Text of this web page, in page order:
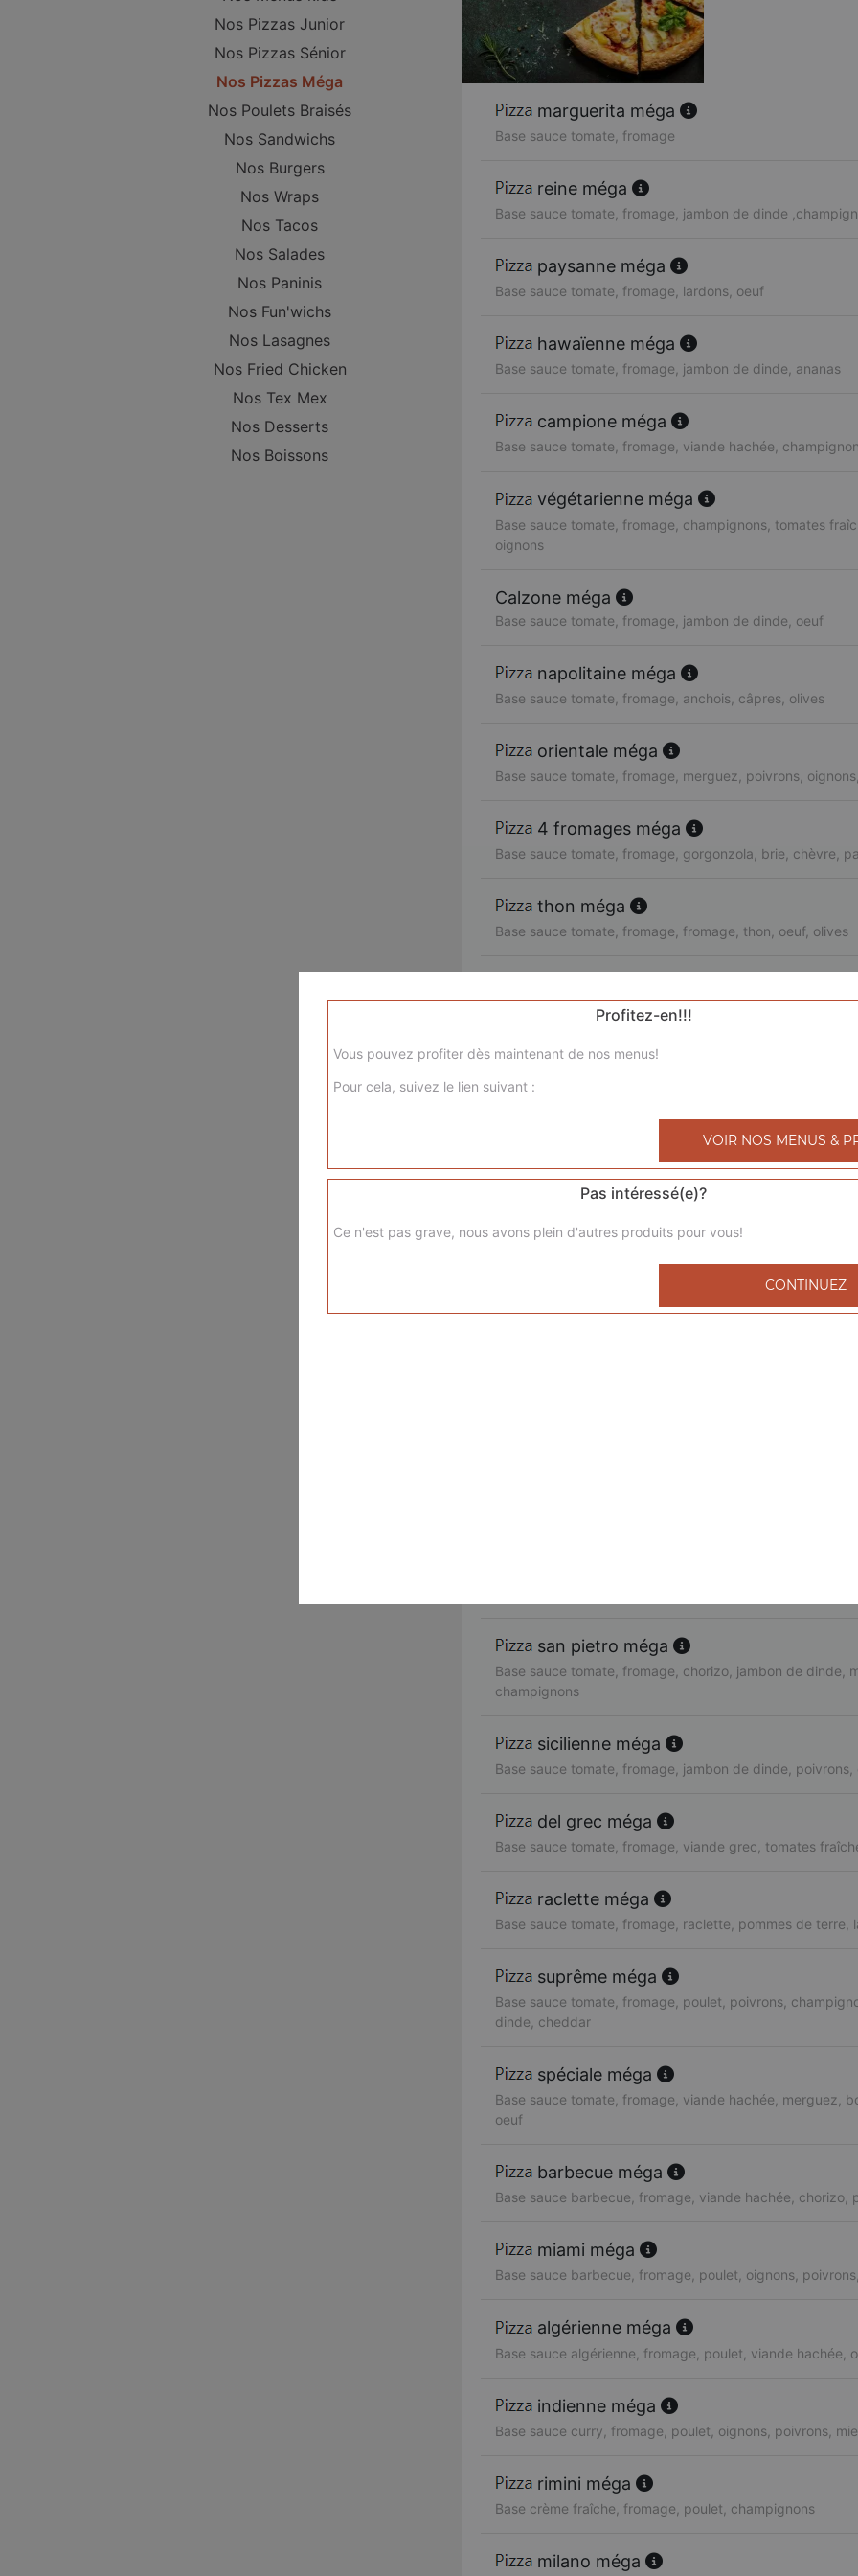
Nos Pizzas Junior
Nos Pizzas Sénior
Nos Pizzas Méga
Nos Poulets Braisés
Nos Sandwichs
Nos Burgers
Nos Wraps
Nos Tacos
Nos Salades
Nos Paninis
Nos Fun'wichs
Nos Lasagnes
Nos Fried Chicken
Nos Tex Mex
Nos Desserts
Nos Boissons
marguerita méga
Base sauce tomate, fromage
reine méga
Base sauce tomate, fromage, jambon de dinde
paysanne méga
Base sauce tomate, fromage, lardons, oeuf
hawaïenne méga
Base sauce tomate, fromage, jambon de dinde, ananas
campione méga
Base sauce tomate, fromage, viande hachée,
végétarienne méga
Base sauce tomate, fromage, champignons, tomates
oignons
Calzone méga
Base sauce tomate, fromage, jambon de dinde, oeuf
napolitaine méga
Base sauce tomate, fromage, anchois, câpres, olives
orientale méga
Base sauce tomate, fromage, merguez, poivrons,
4 fromages méga
Base sauce tomate, fromage, gorgonzola, brie, chèvre,
thon méga
Base sauce tomate, fromage, fromage, thon, oeuf, olives
Base sauce tomate, fromage, chorizo, jambon de dinde,
royale méga
Base sauce tomate, fromage, poulet, viande hachée,
Base sauce tomate, fromage, viande hachée, pommes
Base sauce tomate, fromage, jambon de dinde,
fruits de mer méga
san pietro méga
Base sauce tomate, fromage, chorizo, jambon de dinde,
champignons
sicilienne méga
Base sauce tomate, fromage, jambon de dinde, poivrons,
del grec méga
Base sauce tomate, fromage, viande grec, tomates
raclette méga
Base sauce tomate, fromage, raclette, pommes de terre,
suprême méga
Base sauce tomate, fromage, poulet, poivrons,
dinde, cheddar
spéciale méga
Base sauce tomate, fromage, viande hachée, merguez,
oeuf
barbecue méga
Base sauce barbecue, fromage, viande hachée, chorizo,
miami méga
Base sauce barbecue, fromage, poulet, oignons,
algérienne méga
Base sauce algérienne, fromage, poulet, viande hachée,
indienne méga
Base sauce curry, fromage, poulet, oignons, poivrons,
rimini méga
Base crème fraîche, fromage, poulet, champignons
milano méga
Profitez-en!!!
Vous pouvez profiter dès maintenant de nos menus!
Pour cela, suivez le lien suivant :
VOIR NOS MENUS &
Pas intéressé(e)?
Ce n'est pas grave, nous avons plein d'autres produits pour vous!
CONTINUEZ